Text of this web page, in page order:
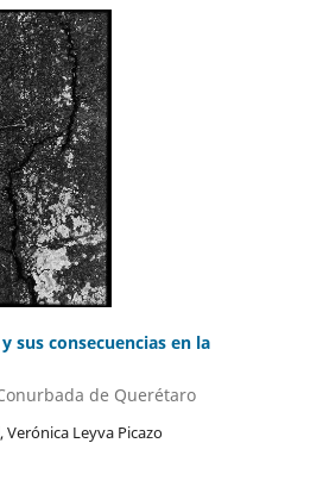
sus consecuencias en la
de Querétaro
Verónica Leyva Picazo